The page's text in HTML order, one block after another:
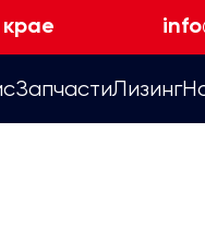
ЗапчастиЛизинг